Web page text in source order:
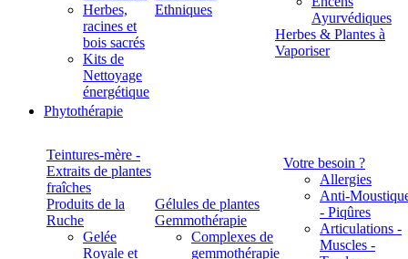
Herbes,
racines et
bois sacrés
Kits de
Nettoyage
énergétique
Ethniques
Ayurvédiques
Herbes & Plantes à
Vaporiser
Phytothérapie
Teintures-mère -
Extraits de plantes
fraîches
Produits de la
Ruche
Gelée
Royale et
Gélules de plantes
Gemmothérapie
Complexes de
gemmothérapie
Votre besoin ?
Allergies
Anti-
- Piqûres
Articulations -
Muscles -